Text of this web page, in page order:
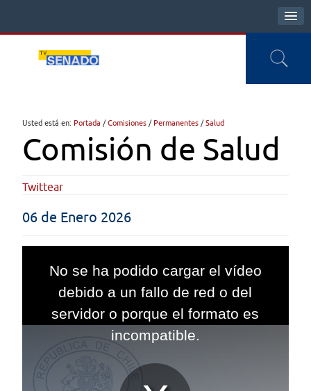
Usted está en: Portada /Comisiones / Permanentes /Salud
Comisión de Salud
Twittear
06 de Enero 2026
window.
No se ha podido cargar el vídeo
debido a un fallo de red o del
servidor o porque el formato es
incompatible.